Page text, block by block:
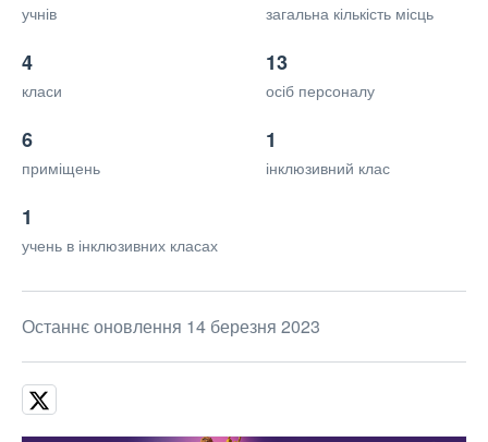
учнів загальна кількість місць
4
класи
13
осіб персоналу
6
приміщень
1
інклюзивний клас
1
учень в інклюзивних класах
Останнє оновлення 14 березня 2023